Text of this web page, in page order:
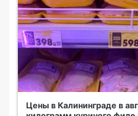
Цены в Калининграде в